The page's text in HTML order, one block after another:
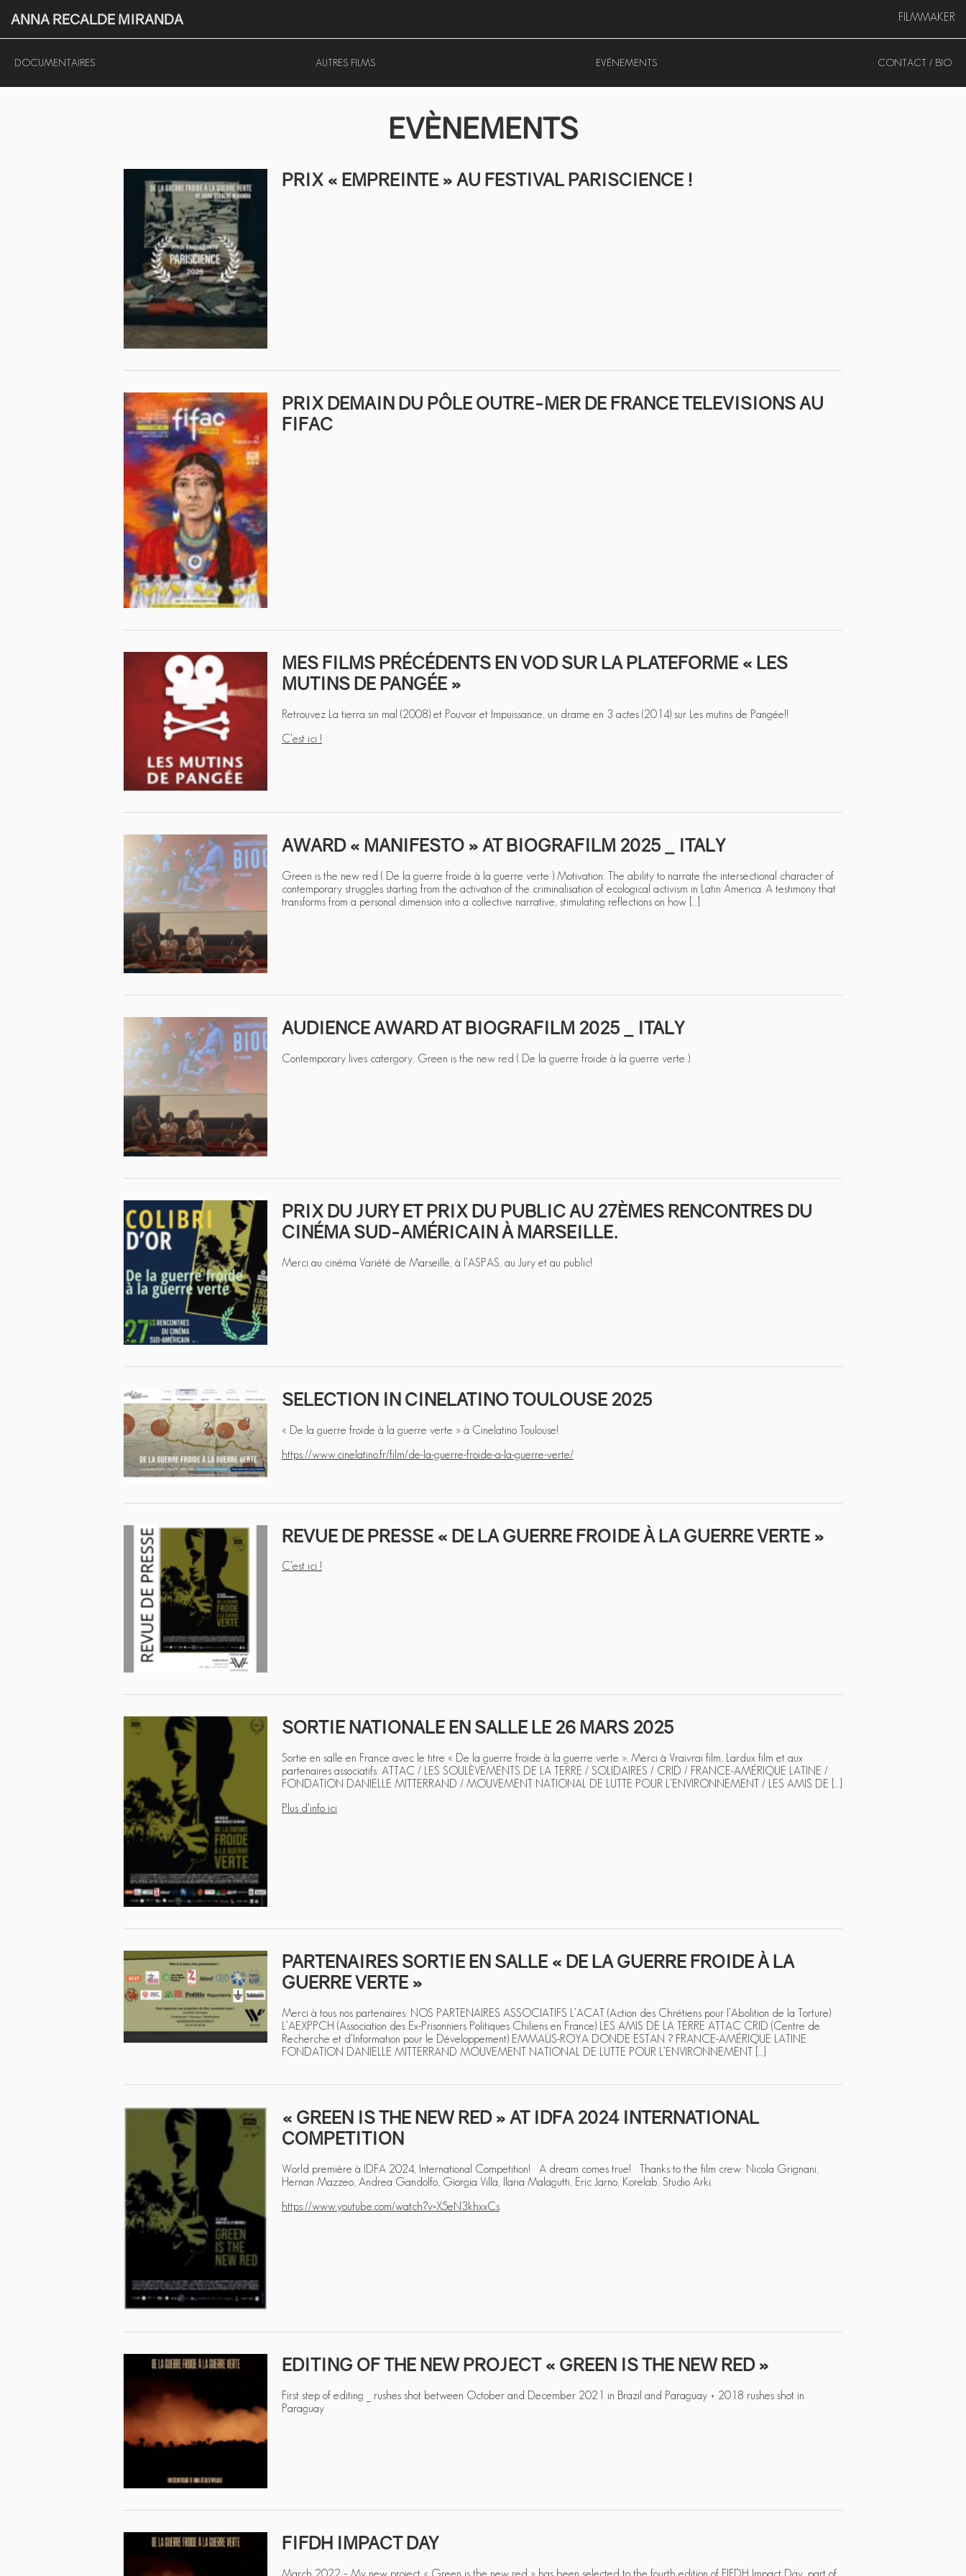
ANNA RECALDE MIRANDA FILMMAKER
DOCUMENTAIRES AUTRES FILMS EVÉNEMENTS CONTACT / BIO
EVÈNEMENTS
PRIX « EMPREINTE » AU FESTIVAL PARISCIENCE !
PRIX DEMAIN DU PÔLE OUTRE-MER DE FRANCE TELEVISIONS AU
FIFAC
MES FILMS PRÉCÉDENTS EN VOD SUR LA PLATEFORME « LES
MUTINS DE PANGÉE »
Retrouvez La tierra sin mal (2008) et Pouvoir et Impuissance, un drame en 3 actes (2014) sur Les mutins de Pangée!!
C'est ici !
AWARD « MANIFESTO » AT BIOGRAFILM 2025 _ ITALY
Green is the new red ( De la guerre froide à la guerre verte ) Motivation: The ability to narrate the intersectional character of
contemporary struggles starting from the activation of the criminalisation of ecological activism in Latin America. A testimony that
transforms from a personal dimension into a collective narrative, stimulating reflections on how […]
AUDIENCE AWARD AT BIOGRAFILM 2025 _ ITALY
Contemporary lives catergory, Green is the new red ( De la guerre froide à la guerre verte )
PRIX DU JURY ET PRIX DU PUBLIC AU 27ÈMES RENCONTRES DU
CINÉMA SUD-AMÉRICAIN À MARSEILLE.
Merci au cinéma Variété de Marseille, à l’ASPAS, au Jury et au public!
SELECTION IN CINELATINO TOULOUSE 2025
« De la guerre froide à la guerre verte » à Cinelatino Toulouse!
https://www.cinelatino.fr/film/de-la-guerre-froide-a-la-guerre-verte/
REVUE DE PRESSE « DE LA GUERRE FROIDE À LA GUERRE VERTE »
C'est ici !
SORTIE NATIONALE EN SALLE LE 26 MARS 2025
Sortie en salle en France avec le titre « De la guerre froide à la guerre verte ». Merci à Vraivrai film, Lardux film et aux
partenaires associatifs: ATTAC / LES SOULÈVEMENTS DE LA TERRE / SOLIDAIRES / CRID / FRANCE-AMÉRIQUE LATINE /
FONDATION DANIELLE MITTERRAND / MOUVEMENT NATIONAL DE LUTTE POUR L’ENVIRONNEMENT / LES AMIS DE […]
Plus d'info ici
PARTENAIRES SORTIE EN SALLE « DE LA GUERRE FROIDE À LA
GUERRE VERTE »
Merci à tous nos partenaires: NOS PARTENAIRES ASSOCIATIFS L’ACAT (Action des Chrétiens pour l’Abolition de la Torture)
L’AEXPPCH (Association des Ex-Prisonniers Politiques Chiliens en France) LES AMIS DE LA TERRE ATTAC CRID (Centre de
Recherche et d’Information pour le Développement) EMMAÜS-ROYA DONDE ESTAN ? FRANCE-AMÉRIQUE LATINE
FONDATION DANIELLE MITTERRAND MOUVEMENT NATIONAL DE LUTTE POUR L’ENVIRONNEMENT […]
« GREEN IS THE NEW RED » AT IDFA 2024 INTERNATIONAL
COMPETITION
World première à IDFA 2024, International Competition! A dream comes true! Thanks to the film crew: Nicola Grignani,
Hernan Mazzeo, Andrea Gandolfo, Giorgia Villa, Ilaria Malagutti, Eric Jarno, Korelab, Studio Arki.
https://www.youtube.com/watch?v=X5eN3khxxCs
EDITING OF THE NEW PROJECT « GREEN IS THE NEW RED »
First step of editing _ rushes shot between October and December 2021 in Brazil and Paraguay + 2018 rushes shot in
Paraguay
FIFDH IMPACT DAY
March 2022 – My new project « Green is the new red » has been selected to the fourth edition of FIFDH Impact Day, part of